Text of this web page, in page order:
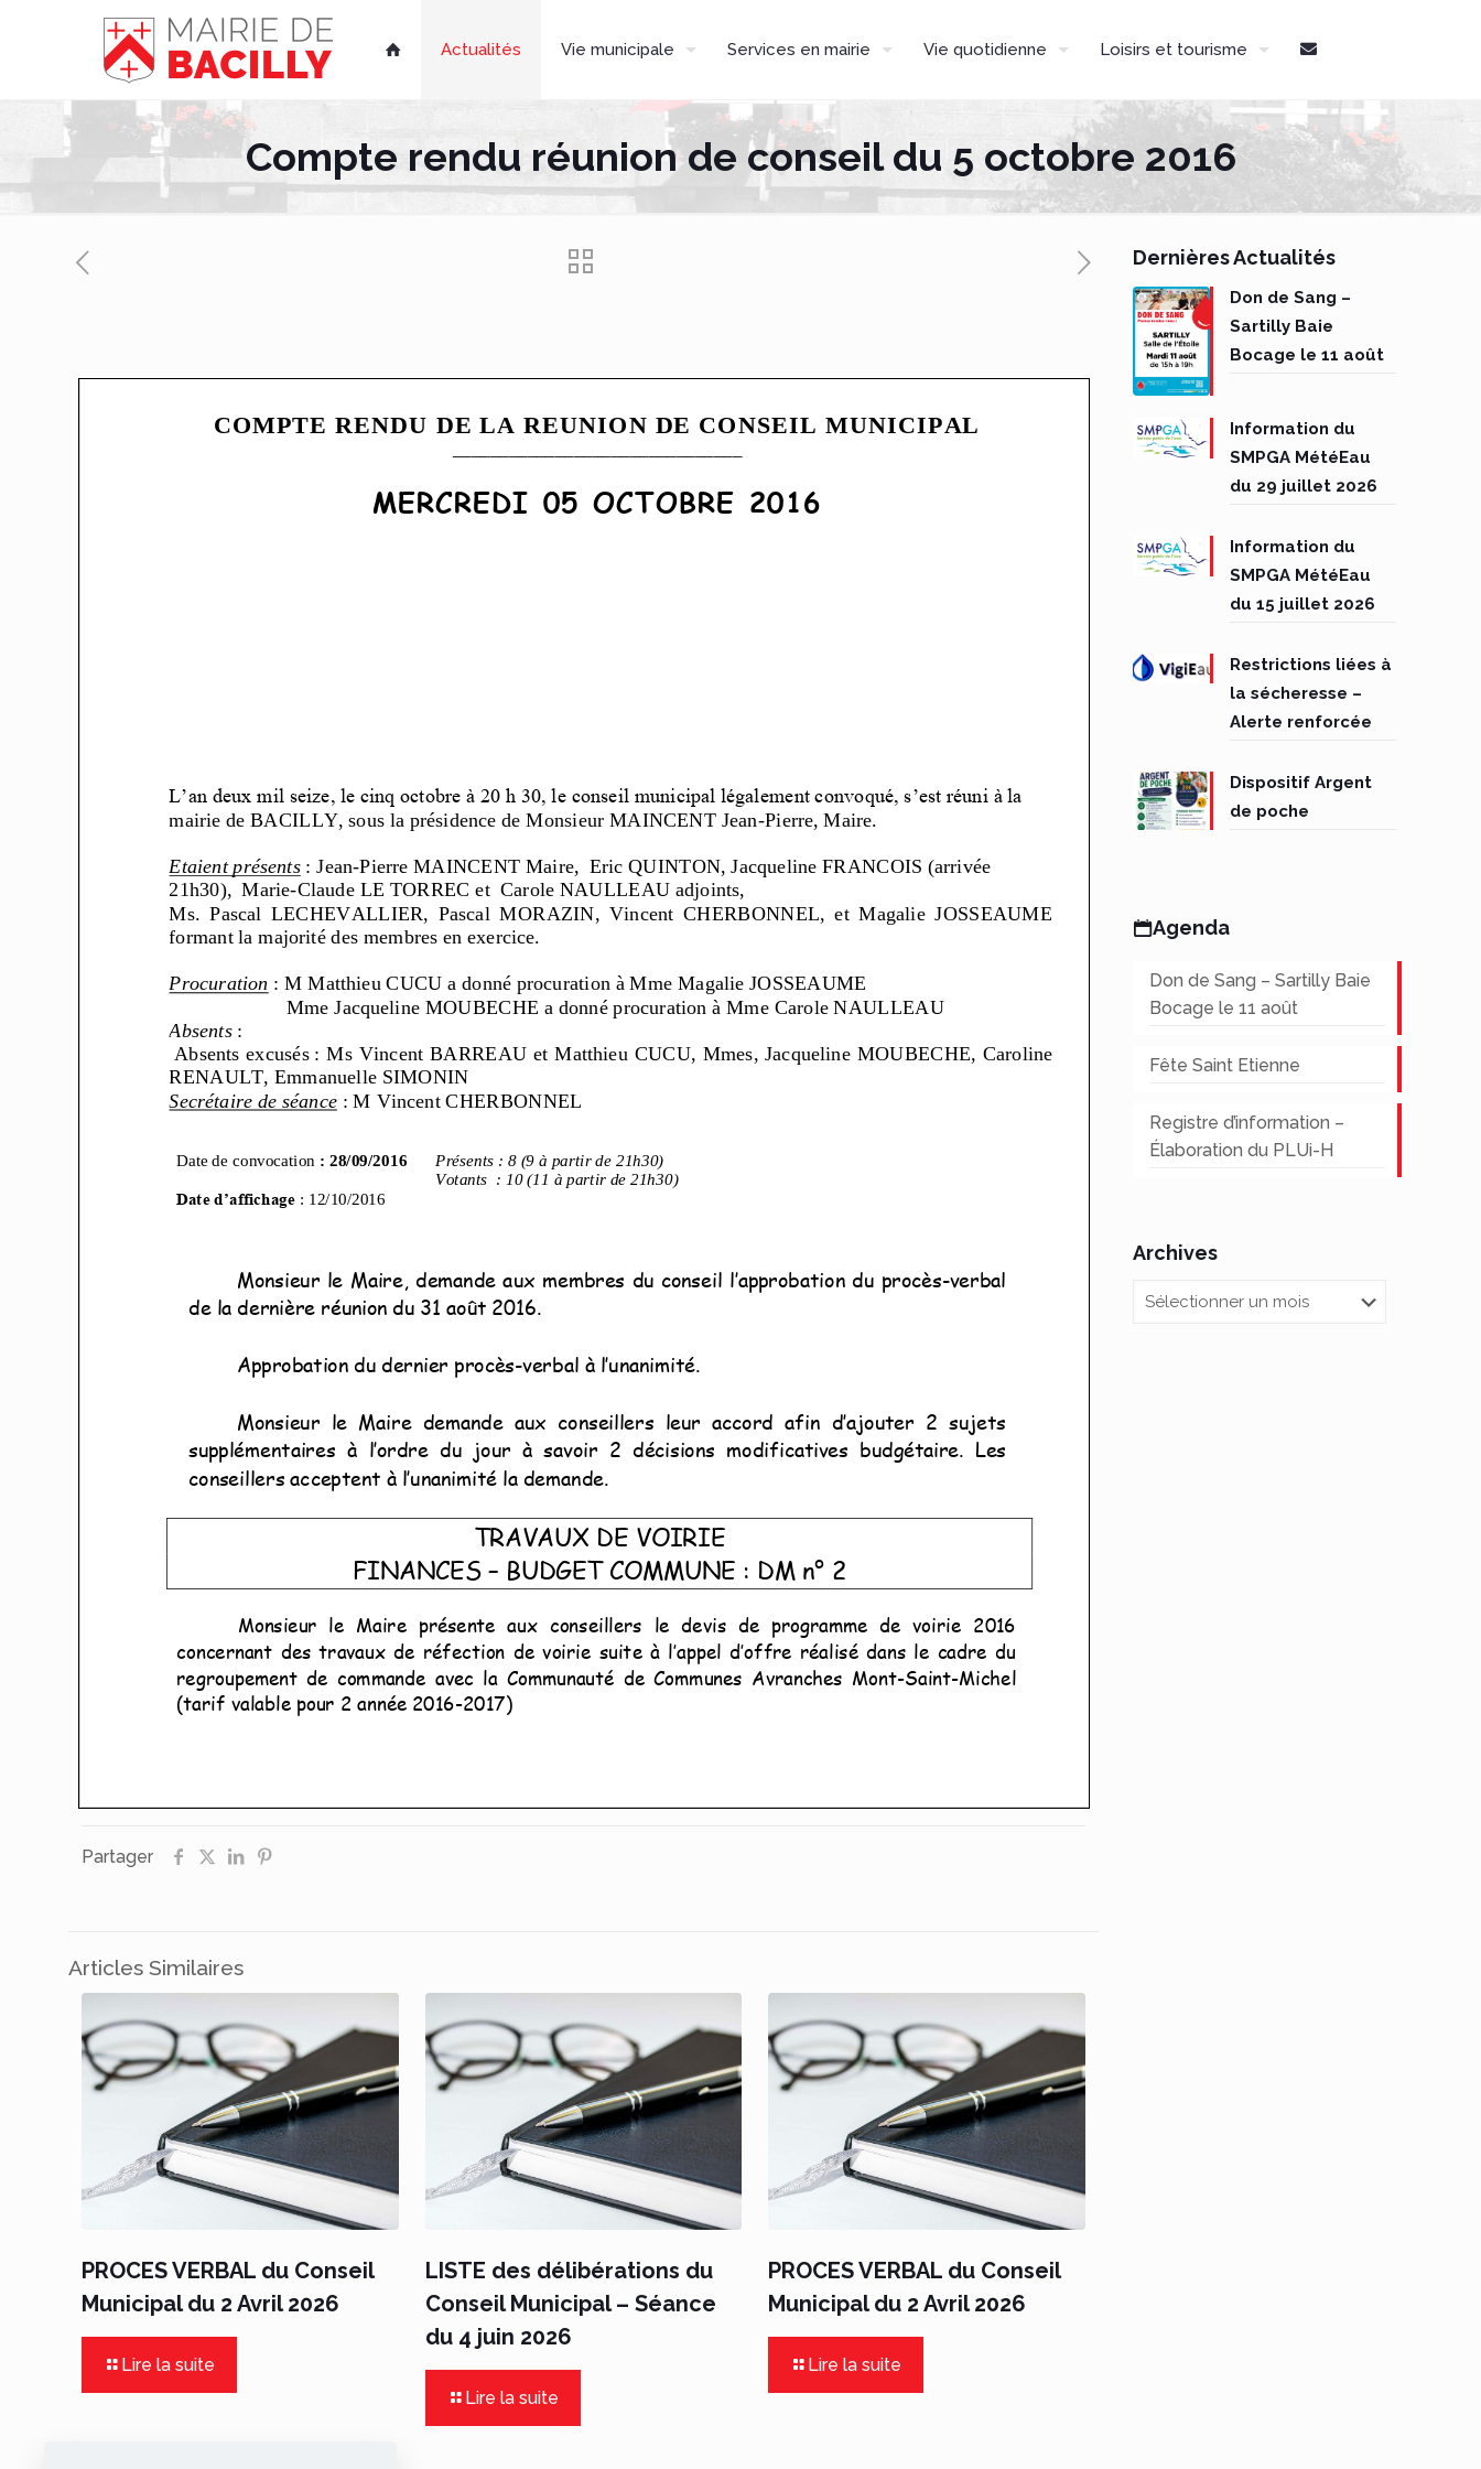
 Actualités Vie municipale Services en mairie Vie quotidienne Loisirs et tourisme
Compte rendu réunion de conseil du 5 octobre 2016
Partager
Articles Similaires
PROCES VERBAL du Conseil
Municipal du 2 Avril 2026
Lire la suite
LISTE des délibérations du
Conseil Municipal – Séance
du 4 juin 2026
Lire la suite
PROCES VERBAL du Conseil
Municipal du 2 Avril 2026
Lire la suite
Dernières Actualités
Don de Sang –
Sartilly Baie
Bocage le 11 août
Information du
SMPGA MétéEau
du 29 juillet 2026
Information du
SMPGA MétéEau
du 15 juillet 2026
Restrictions liées à
la sécheresse –
Alerte renforcée
Dispositif Argent
de poche
Agenda
Don de Sang – Sartilly Baie
Bocage le 11 août
Fête Saint Etienne
Registre d’information –
Élaboration du PLUi-H
Archives
Archives